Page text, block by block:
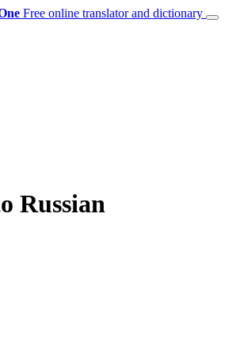
Free online translator and dictionary
Russian